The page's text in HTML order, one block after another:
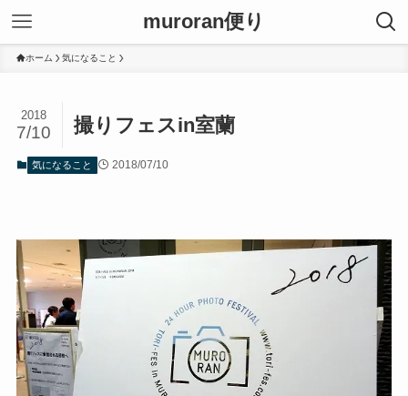
muroran便り
ホーム 気になること
撮りフェスin室蘭
2018
7/10
気になること 2018/07/10